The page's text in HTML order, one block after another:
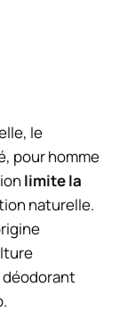
le
pour homme
limite la
naturelle.
déodorant